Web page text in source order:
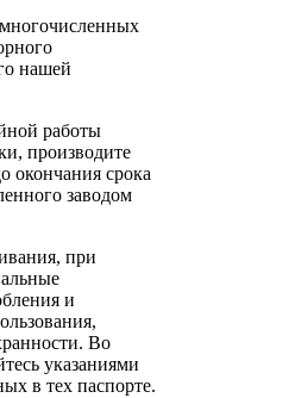
нашей
работы
производите
окончания срока
заводом
при
и
Во
указаниями
в тех паспорте.